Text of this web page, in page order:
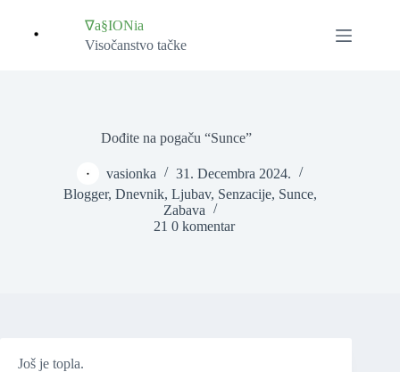
content
∇a§IONia
Visočanstvo tačke
Dođite na pogaču “Sunce”
vasionka
31. Decembra 2024.
Blogger, Dnevnik, Ljubav, Senzacije, Sunce,
Zabava
21 0 komentar
Još je topla.